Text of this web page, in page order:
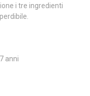
i tre ingredienti
anni